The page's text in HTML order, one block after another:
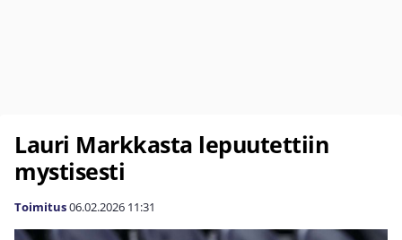
Lauri Markkasta lepuutettiin
mystisesti
Toimitus06.02.2026 11:31